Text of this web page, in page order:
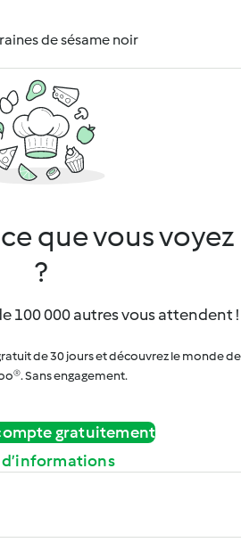
de sésame noir
que vous voyez
?
100 000 autres vous attendent !
de 30 jours et découvrez le monde de
Sans engagement.
gratuitement
d’informations